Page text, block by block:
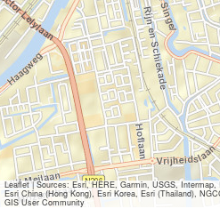
Leaflet|Sources: Esri, HERE, Garmin, USGS,
Esri China (Hong Kong), Esri Korea, Esri (Thailand),
GIS User Community